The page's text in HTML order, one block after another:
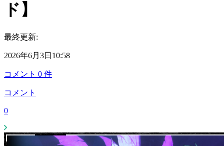
ド】
最終更新:
2026年6月3日10:58
コメント 0 件
コメント
0